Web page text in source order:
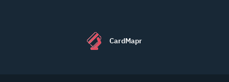
CardMapr